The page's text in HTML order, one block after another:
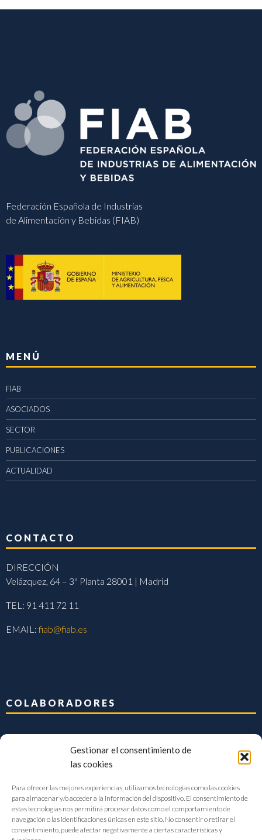
Gestionar el consentimiento de
las cookies
Para ofrecer las mejores experiencias, utilizamos tecnologías como las cookies
para almacenar y/o acceder a la información del dispositivo. El consentimiento de
estas tecnologías nos permitirá procesar datos como el comportamiento de
navegación o las identificaciones únicas en este sitio. No consentir o retirar el
consentimiento, puede afectar negativamente a ciertas características y
Federación Española de Industrias
de Alimentación y Bebidas (FIAB)
MENÚ
FIAB
ASOCIADOS
SECTOR
PUBLICACIONES
ACTUALIDAD
CONTACTO
DIRECCIÓN
Velázquez, 64 – 3ª Planta 28001 | Madrid
TEL: 91 411 72 11
EMAIL:fiab@fiab.es
COLABORADORES